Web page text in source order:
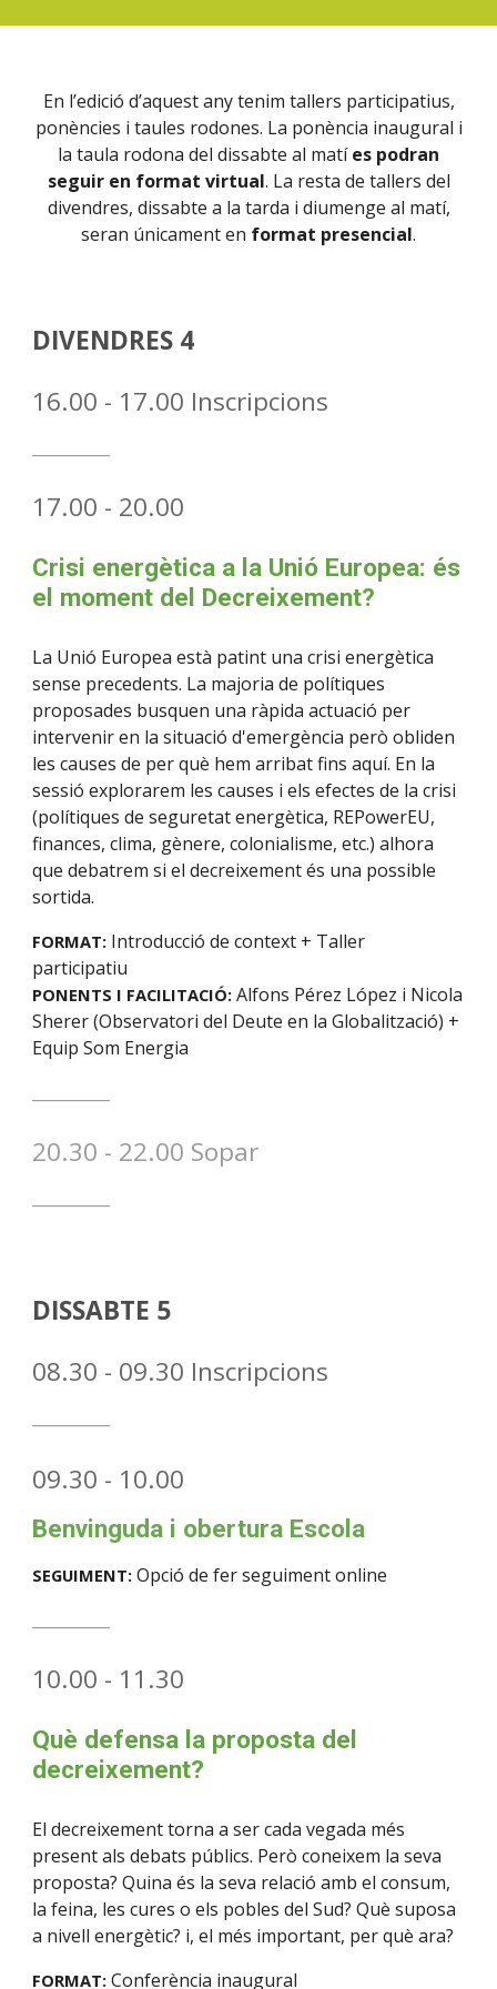
En l’edició d’aquest any tenim tallers participatius,
ponències i taules rodones. La ponència inaugural i
la taula rodona del dissabte al matíes podran
seguir en format virtual. La resta de tallers del
divendres, dissabte a la tarda i diumenge al matí,
seran únicament en format presencial.
DIVENDRES 4
16.00 - 17.00 Inscripcions
17.00 - 20.00
Crisi energètica a la Unió Europea: és
el moment del Decreixement?
La Unió Europea està patint una crisi energètica
sense precedents. La majoria de polítiques
proposades busquen una ràpida actuació per
intervenir en la situació d'emergència però obliden
les causes de per què hem arribat fins aquí. En la
sessió explorarem les causes i els efectes de la crisi
(polítiques de seguretat energètica, REPowerEU,
finances, clima, gènere, colonialisme, etc.) alhora
que debatrem si el decreixement és una possible
sortida.
FORMAT: Introducció de context + Taller
participatiu
PONENTS I FACILITACIÓ:Alfons Pérez López i Nicola
Sherer (Observatori del Deute en la Globalització) +
Equip Som Energia
20.30 - 22.00 Sopar
DISSABTE 5
08.30 - 09.30 Inscripcions
09.30 - 10.00
Benvinguda i obertura Escola
SEGUIMENT:Opció de fer seguiment online
10.00 - 11.30
Què defensa la proposta del
decreixement?
El decreixement torna a ser cada vegada més
present als debats públics. Però coneixem la seva
proposta? Quina és la seva relació amb el consum,
la feina, les cures o els pobles del Sud? Què suposa
a nivell energètic? i, el més important, per què ara?
FORMAT: Conferència inaugural